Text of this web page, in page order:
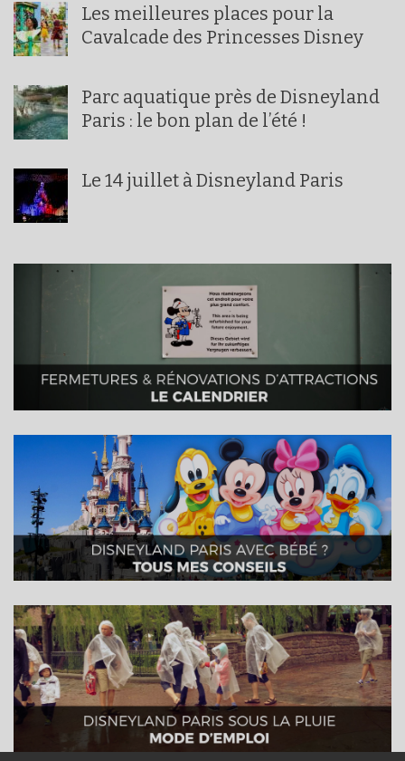
Les meilleures places pour la
Cavalcade des Princesses Disney
Parc aquatique près de Disneyland
Paris : le bon plan de l’été !
Le 14 juillet à Disneyland Paris